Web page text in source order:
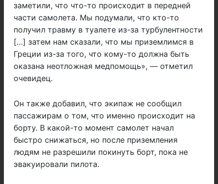
заметили, что что-то происходит в передней
части самолета. Мы подумали, что кто-то
получил травму в туалете из-за турбулентности
[…] затем нам сказали, что мы приземлимся в
Греции из-за того, что кому-то должна быть
оказана неотложная медпомощь», — отметил
очевидец.
Он также добавил, что экипаж не сообщил
пассажирам о том, что именно происходит на
борту. В какой-то момент самолет начал
быстро снижаться, но после приземления
людям не разрешили покинуть борт, пока не
эвакуировали пилота.